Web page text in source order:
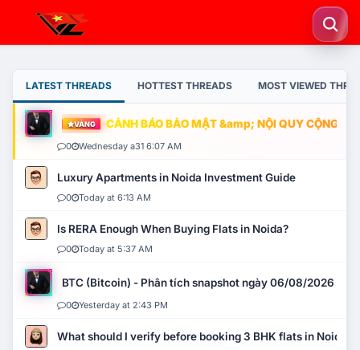
LATEST THREADS HOTTEST THREADS MOST VIEWED
VÀNG CẢNH BÁO BẢO MẬT &amp; NỘI QUY CỘNG
0 Wednesday a31 6:07 AM
Luxury Apartments in Noida Investment Guide
0 Today at 6:13 AM
Is RERA Enough When Buying Flats in Noida?
0 Today at 5:37 AM
BTC (Bitcoin) - Phân tích snapshot ngày 06/08/2026
0 Yesterday at 2:43 PM
What should I verify before booking 3 BHK flats in Noida?